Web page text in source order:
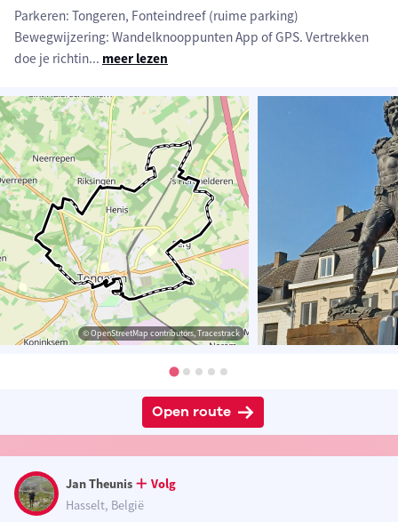
Parkeren: Tongeren, Fonteindreef (ruime parking)
Bewegwijzering: Wandelknooppunten App of GPS. Vertrekken
doe je richtin... meer lezen
© OpenStreetMap contributors, Tracestrack
Open route
Jan Theunis
Volg
Hasselt, België